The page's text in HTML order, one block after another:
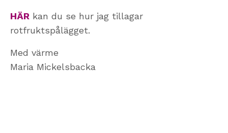
HÄR kan du se hur jag tillagar
rotfruktspålägget.
Med värme
Maria Mickelsbacka